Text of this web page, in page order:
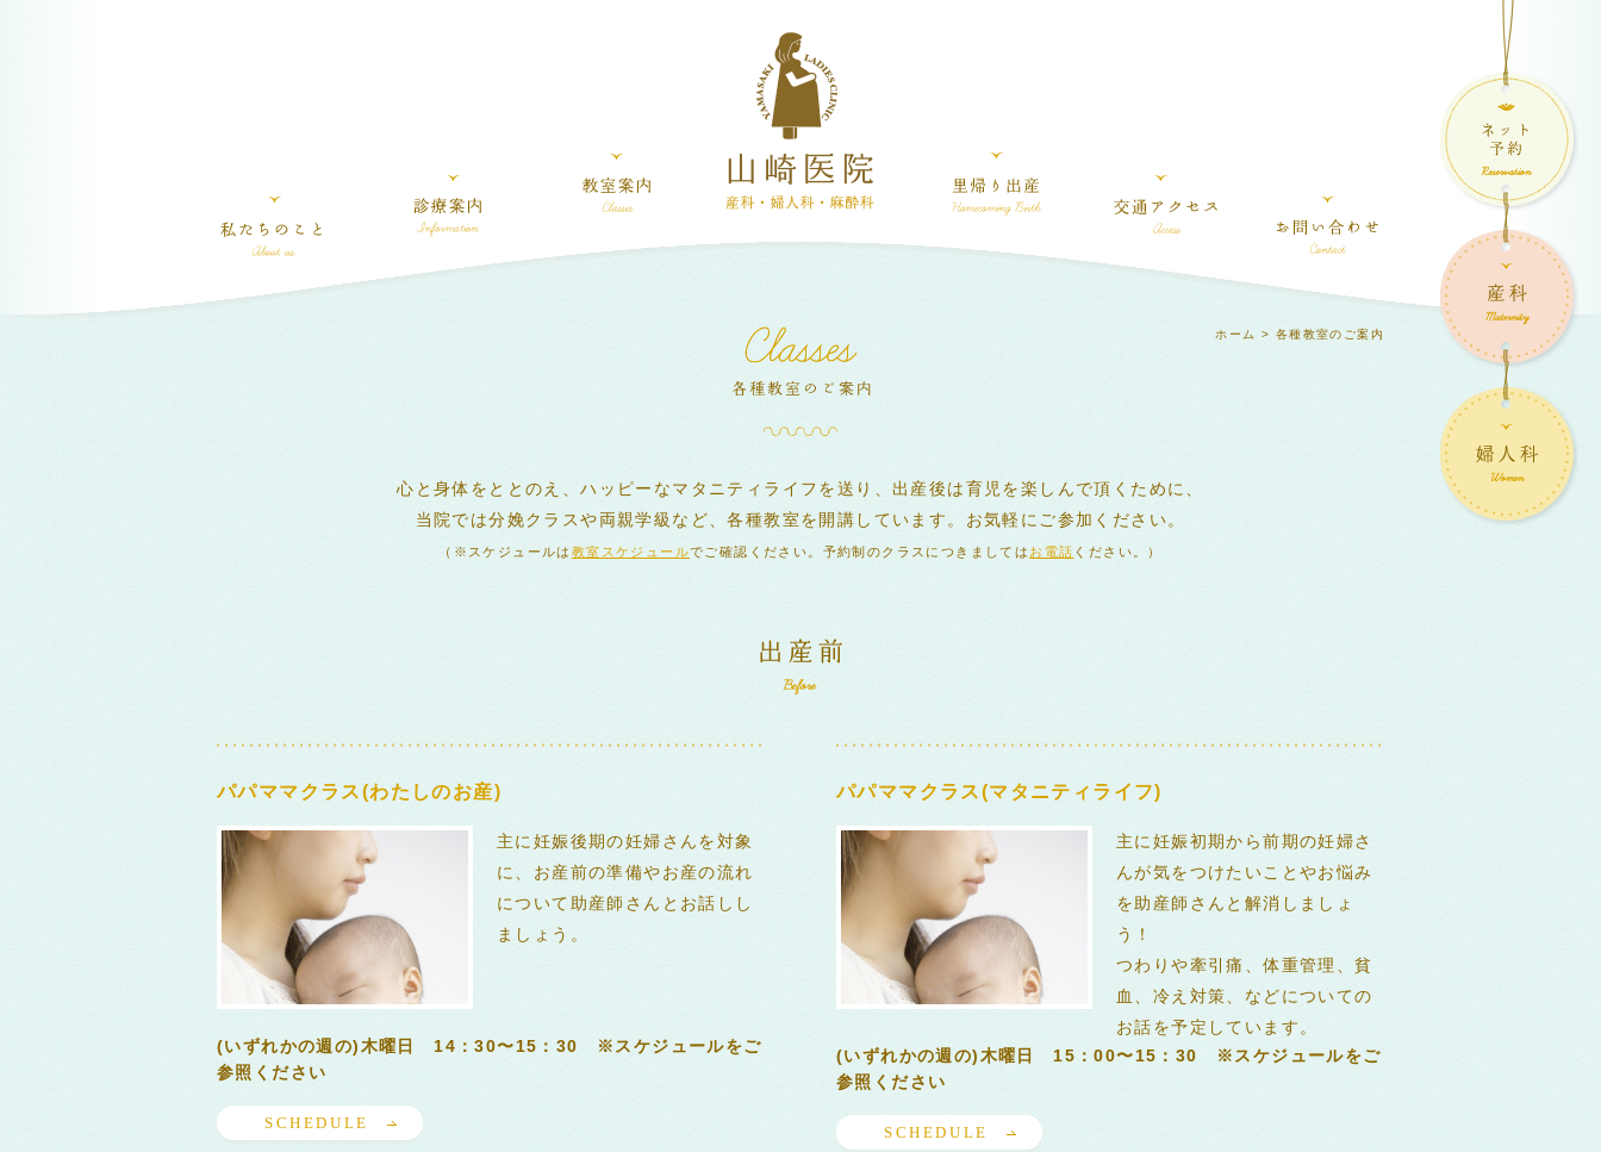
ホーム > 各種教室のご案内
心と身体をととのえ、ハッピーなマタニティライフを送り、出産後は育児を楽しんで頂くために、
当院では分娩クラスや両親学級など、各種教室を開講しています。お気軽にご参加ください。
（※スケジュールは 教室スケジュールでご確認ください。予約制のクラスにつきましては お電話 ください。）
パパママクラス(わたしのお産)
主に妊娠後期の妊婦さんを対象
に、お産前の準備やお産の流れ
について助産師さんとお話しし
ましょう。
(いずれかの週の)木曜日 14：30〜15：30 ※スケジュールをご
参照ください
SCHEDULE
パパママクラス(マタニティライフ)
主に妊娠初期から前期の妊婦さ
んが気をつけたいことやお悩み
を助産師さんと解消しましょ
う！
つわりや牽引痛、体重管理、貧
血、冷え対策、などについての
お話を予定しています。
(いずれかの週の)木曜日 15：00〜15：30 ※スケジュールをご
参照ください
SCHEDULE